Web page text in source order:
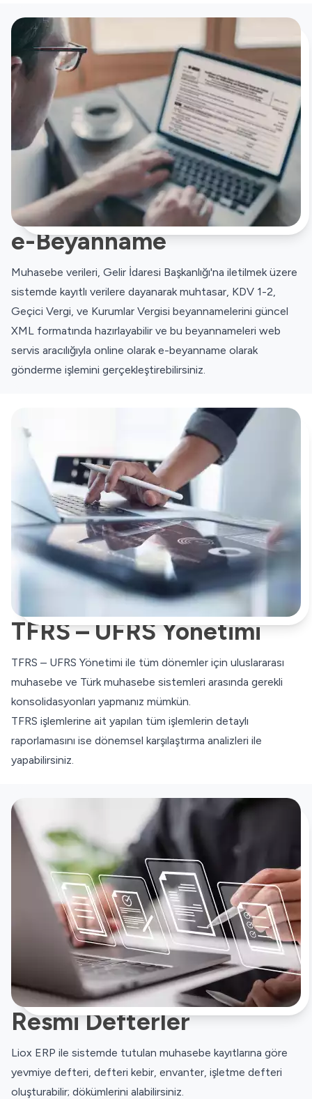
e-Beyanname
Muhasebe verileri, Gelir İdaresi Başkanlığı'na iletilmek üzere
sistemde kayıtlı verilere dayanarak muhtasar, KDV 1-2,
Geçici Vergi, ve Kurumlar Vergisi beyannamelerini güncel
XML formatında hazırlayabilir ve bu beyannameleri web
servis aracılığıyla online olarak e-beyanname olarak
gönderme işlemini gerçekleştirebilirsiniz.
TFRS – UFRS Yönetimi
TFRS – UFRS Yönetimi ile tüm dönemler için uluslararası
muhasebe ve Türk muhasebe sistemleri arasında gerekli
konsolidasyonları yapmanız mümkün.
TFRS işlemlerine ait yapılan tüm işlemlerin detaylı
raporlamasını ise dönemsel karşılaştırma analizleri ile
yapabilirsiniz.
Resmi Defterler
Liox ERP ile sistemde tutulan muhasebe kayıtlarına göre
yevmiye defteri, defteri kebir, envanter, işletme defteri
oluşturabilir; dökümlerini alabilirsiniz.